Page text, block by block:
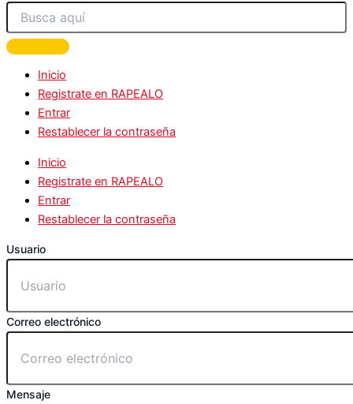
Inicio
Registrate en RAPEALO
Entrar
Restablecer la contraseña
Inicio
Registrate en RAPEALO
Entrar
Restablecer la contraseña
Usuario
Correo electrónico
Mensaje